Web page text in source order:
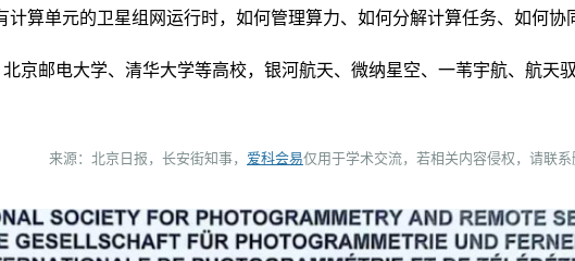
算单元的卫星组网运行时，如何管理算力、如何分解计算任务、如何
京邮电大学、清华大学等高校，银河航天、 微纳星空、一苇宇航、航天
来源：北京日报，长安街知事， 爱科会易仅用于学术交流，若相关内容侵权，请联系